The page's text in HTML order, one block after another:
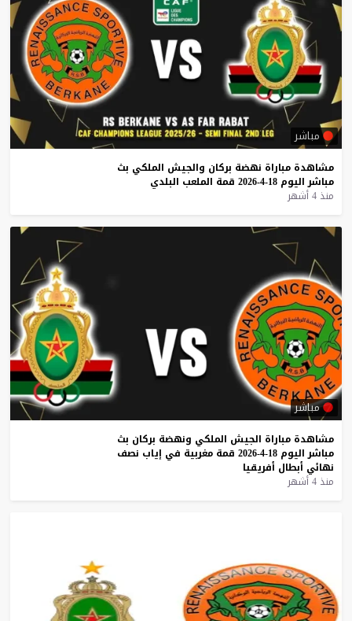
مباشر
مشاهدة مباراة نهضة بركان والجيش الملكي بث
مباشر اليوم 18-4-2026 قمة الملعب البلدي
منذ 4 أشهر
مباشر
مشاهدة مباراة الجيش الملكي ونهضة بركان بث
مباشر اليوم 18-4-2026 قمة مغربية في إياب نصف
نهائي أبطال أفريقيا
منذ 4 أشهر